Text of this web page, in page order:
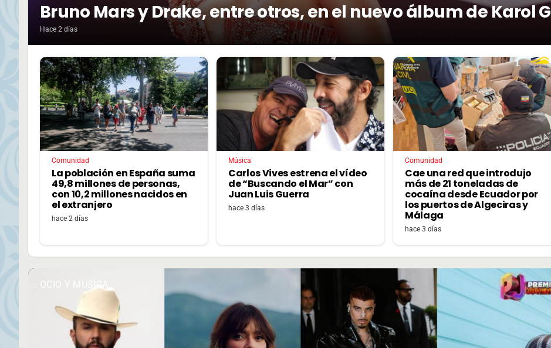
Bruno Mars y Drake, entre otros, en el nuevo álbum de Karol G
Hace 2 días
Comunidad
La población en España suma
49,8 millones de personas,
con 10,2 millones nacidos en
el extranjero
hace 2 días
Música
Carlos Vives estrena el vídeo
de “Buscando el Mar” con
Juan Luis Guerra
hace 3 días
Comunidad
Cae una red que introdujo
más de 21 toneladas de
cocaína desde Ecuador por
los puertos de Algeciras y
Málaga
hace 3 días
OCIO Y MÚSICA